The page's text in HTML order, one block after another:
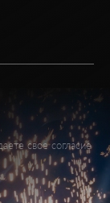
свое согласие